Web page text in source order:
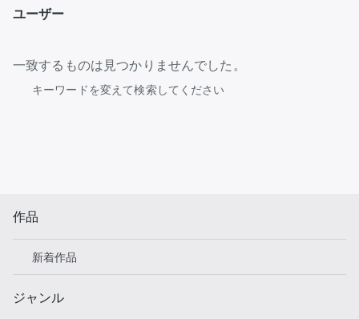
ユーザー
一致するものは見つかりませんでした。
キーワードを変えて検索してください
作品
新着作品
ジャンル